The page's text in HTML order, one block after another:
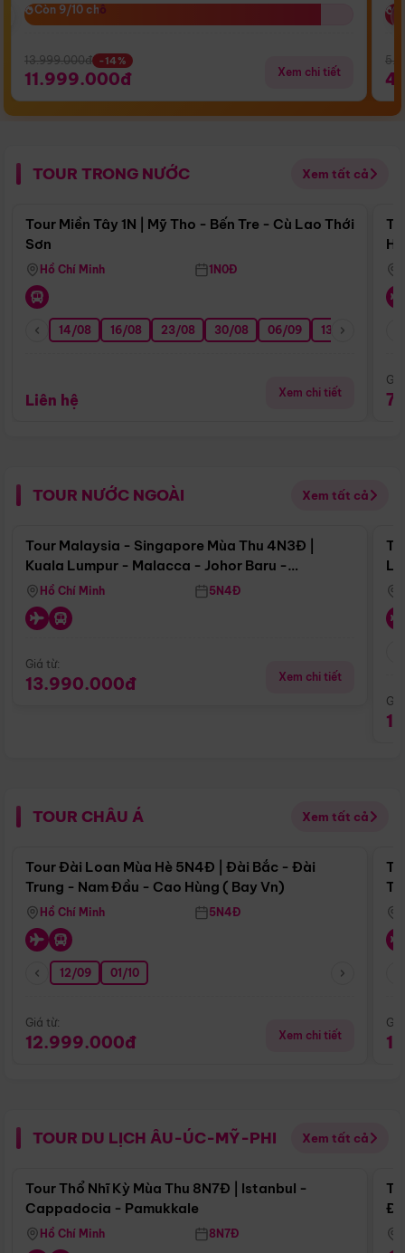
Còn 9/10 chỗ
Còn 9/10 chỗ
13.999.000đ -14%
11.999.000đ Xem chi tiết
TOUR TRONG NƯỚC Xem tất cả
Điểm nổi bật
Tour Miền Tây 1N | Mỹ Tho - Bến Tre - Cù Lao Thới
Sơn
Hồ Chí Minh 1N0Đ
14/08 16/08 23/08 30/08 06/09 13/09
Liên hệ Xem chi tiết
TOUR NƯỚC NGOÀI Xem tất cả
Điểm nổi bật
Tour Malaysia - Singapore Mùa Thu 4N3Đ |
Kuala Lumpur - Malacca - Johor Baru -
Singapore
Hồ Chí Minh 5N4Đ
Giá từ:
13.990.000đ Xem chi tiết
TOUR CHÂU Á Xem tất cả
Điểm nổi bật
Tour Đài Loan Mùa Hè 5N4Đ | Đài Bắc - Đài
Trung - Nam Đầu - Cao Hùng ( Bay Vn)
Hồ Chí Minh 5N4Đ
12/09 01/10
Giá từ:
12.999.000đ Xem chi tiết
TOUR DU LỊCH ÂU-ÚC-MỸ-PHI Xem tất cả
Điểm nổi bật
Tour Thổ Nhĩ Kỳ Mùa Thu 8N7Đ | Istanbul -
Cappadocia - Pamukkale
Hồ Chí Minh 8N7Đ